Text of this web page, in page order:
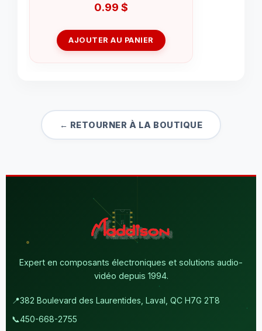
0.99 $
AJOUTER AU PANIER
← RETOURNER À LA BOUTIQUE
Expert en composants électroniques et solutions audio-
vidéo depuis 1994.
📍382 Boulevard des Laurentides, Laval, QC H7G 2T8
📞450-668-2755